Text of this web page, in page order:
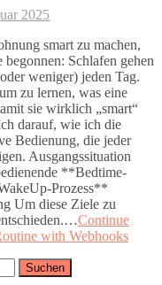
2025
smart zu machen,
Schlafen gehen
weniger) jeden Tag.
zu lernen, was eine
sie wirklich „smart“
darauf, wie ich die
Bedienung, die jeder
Ausgangssituation
**Bedtime-
Prozess**
Um diese Ziele zu
Continue
with Webhooks